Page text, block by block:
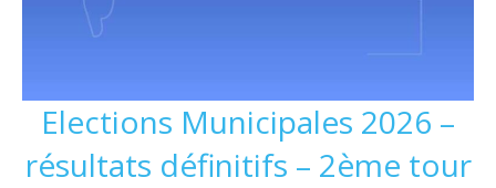
Elections Municipales 2026 –
résultats définitifs – 2ème tour